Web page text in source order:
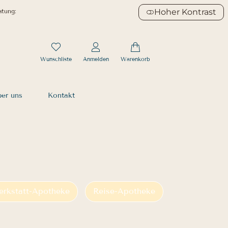
Hoher Kontrast
Wunschliste Anmelden Warenkorb
uns Kontakt
Apotheke Reise-Apotheke